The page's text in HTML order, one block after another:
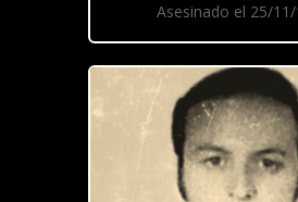
Asesinado el 25/